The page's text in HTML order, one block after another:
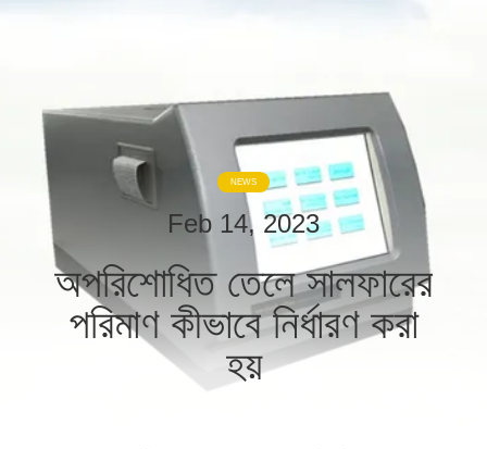
সম্পর্কে
ভ্রমণ
নিয়ন্ত্রণ
যোগাযোগ
NEWS
Feb 14, 2023
অপরিশোধিত তেলে সালফারের
পরিমাণ কীভাবে নির্ধারণ করা
হয়